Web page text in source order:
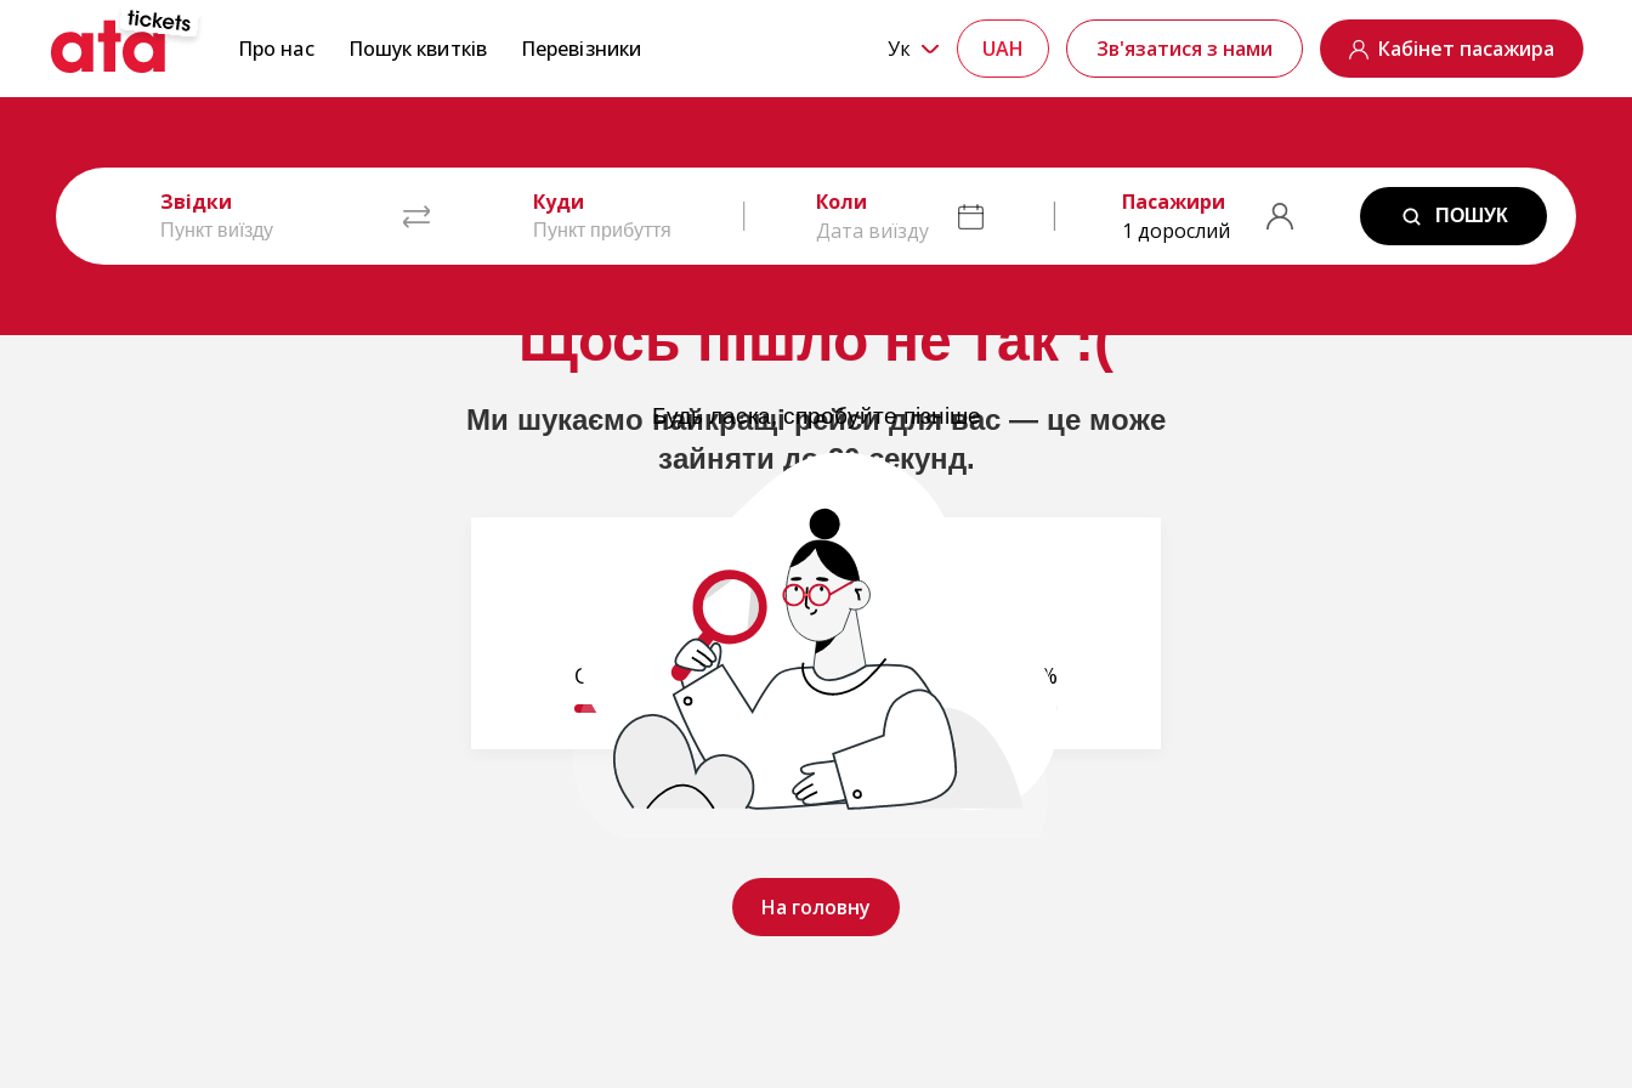
Щось пішло не так :(
Будь ласка, спробуйте пізніше
На головну
Про нас Пошук квитків Перевізники Ук UAH Зв'язатися з нами Кабінет пасажира
Звідки Куди
Коли
Дата виїзду
Пасажири
1 дорослий
ПОШУК
Ми шукаємо найкращі рейси для вас — це може
зайняти до 20 секунд.
Обробляємо ваш запит.. 19%